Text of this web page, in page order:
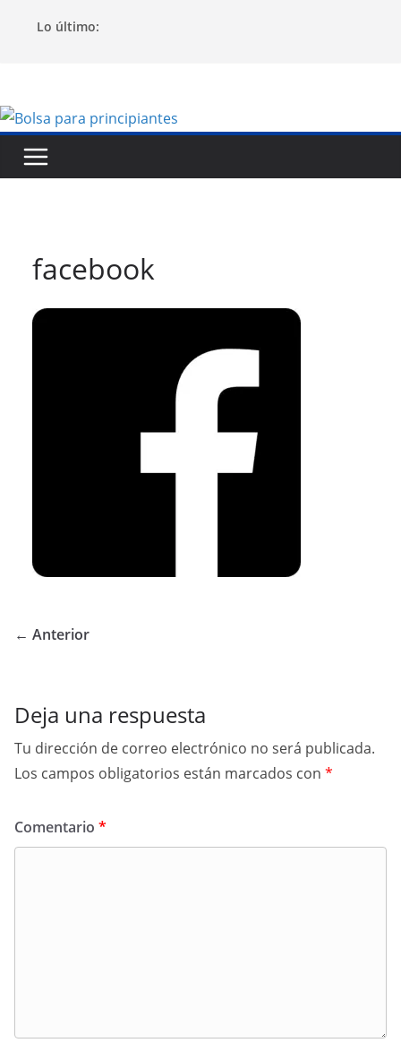
Lo último:
facebook
← Anterior
Deja una respuesta
Tu dirección de correo electrónico no será publicada.
Los campos obligatorios están marcados con *
Comentario *